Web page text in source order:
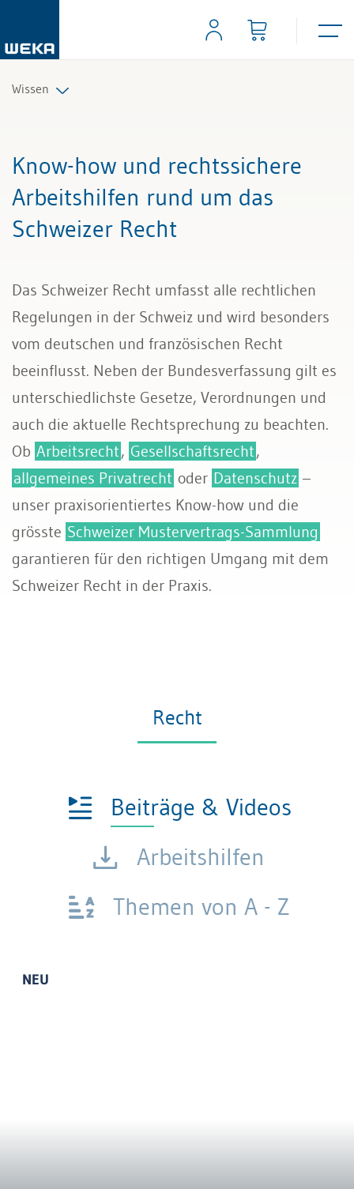
Wissen
Management
Führung & Kompetenzen
Recht
Bau & Immobilien
Know-how und rechtssichere
Arbeitshilfen rund um das
Schweizer Recht
Das Schweizer Recht umfasst alle rechtlichen
Regelungen in der Schweiz und wird besonders
vom deutschen und französischen Recht
beeinflusst. Neben der Bundesverfassung gilt es
unterschiedlichste Gesetze, Verordnungen und
auch die aktuelle Rechtsprechung zu beachten.
Ob Arbeitsrecht, Gesellschaftsrecht,
allgemeines Privatrecht oder Datenschutz –
unser praxisorientiertes Know-how und die
grösste Schweizer Mustervertrags-Sammlung
garantieren für den richtigen Umgang mit dem
Schweizer Recht in der Praxis.
Recht
Beiträge & Videos
Arbeitshilfen
Themen von A - Z
NEU